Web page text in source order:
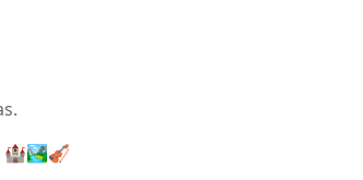
🏰🏞️🎻